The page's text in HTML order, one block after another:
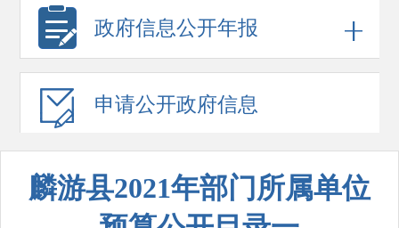
政府信息公开年报
申请公开政府信息
麟游县2021年部门所属单位